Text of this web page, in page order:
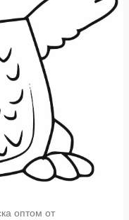
оптом от